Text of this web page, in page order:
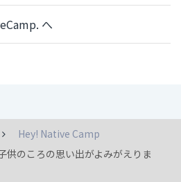
へ
Hey! Native Camp
供のころの思い出がよみがえりま